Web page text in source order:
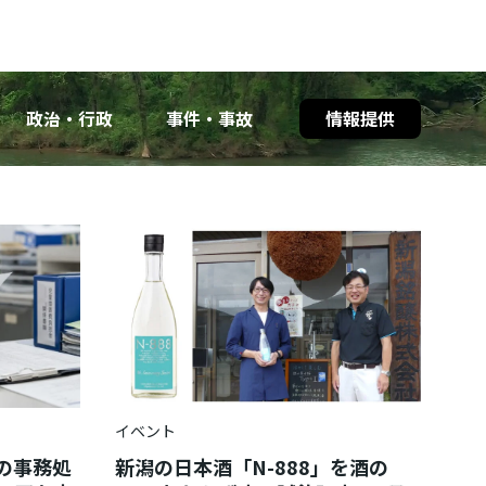
政治・行政 事件・事故 情報提供
事務処
イベント
新潟の日本酒「N-888」を酒の